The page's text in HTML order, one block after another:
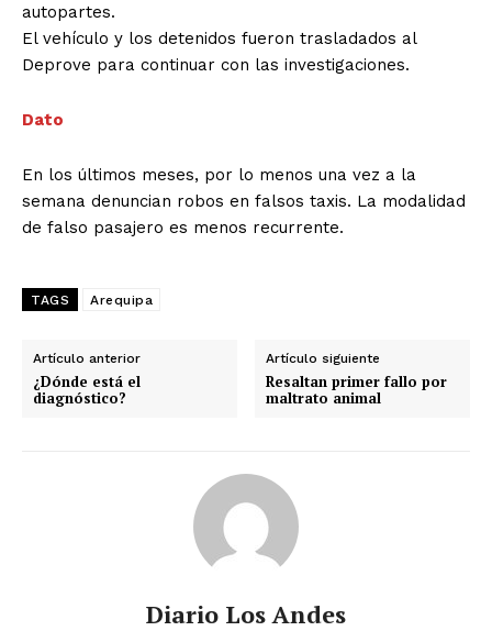
autopartes.
El vehículo y los detenidos fueron trasladados al
Deprove para continuar con las investigaciones.
Dato
En los últimos meses, por lo menos una vez a la
semana denuncian robos en falsos taxis. La modalidad
de falso pasajero es menos recurrente.
TAGS Arequipa
Artículo anterior
¿Dónde está el
diagnóstico?
Artículo siguiente
Resaltan primer fallo por
maltrato animal
Diario Los Andes